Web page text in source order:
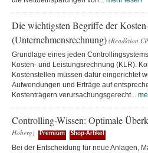
Die wichtigsten Begriffe der
(Unternehmensrechnung) (Readktion
Grundlage eines jeden
Kosten- und Leistungsrechnung (KLR).
Kostenstellen müssen dafür eingerichtet
Aufwendungen und Erträge auf
Kostenträgern verursachungsgerecht...
Controlling-Wissen: Optimale
Hoberg)
Premium Shop-Artikel
Bei der Entscheidung für neue Anlagen,